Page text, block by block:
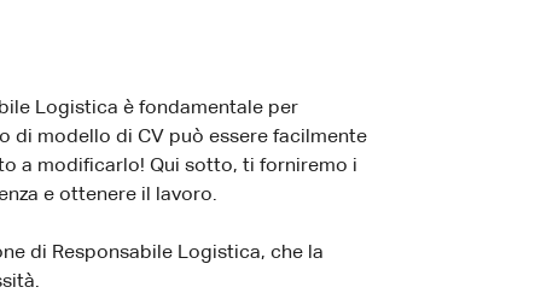
Logistica è fondamentale per
di modello di CV può essere facilmente
a modificarlo! Qui sotto, ti forniremo i
e ottenere il lavoro.
di Responsabile Logistica, che la